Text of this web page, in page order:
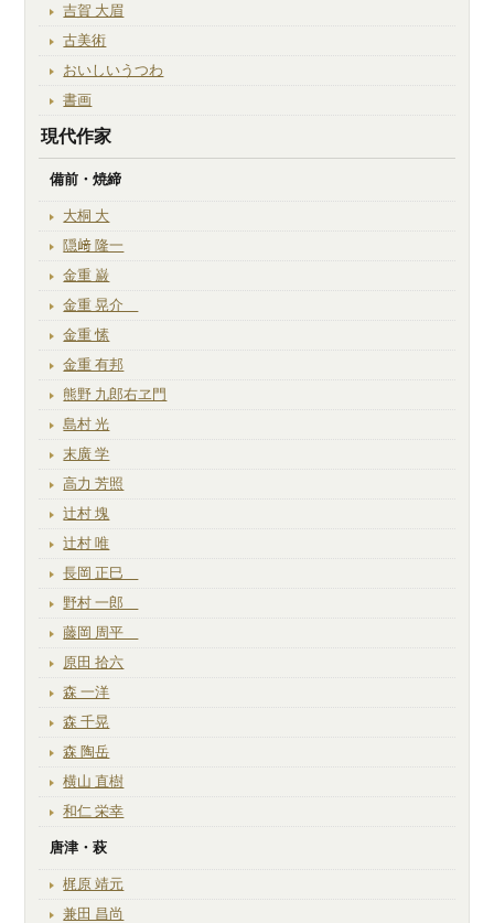
吉賀 大眉
古美術
おいしいうつわ
書画
現代作家
備前・焼締
大桐 大
隠﨑 隆一
金重 巌
金重 晃介
金重 愫
金重 有邦
熊野 九郎右ヱ門
島村 光
末廣 学
高力 芳照
辻村 塊
辻村 唯
長岡 正巳
野村 一郎
藤岡 周平
原田 拾六
森 一洋
森 千晃
森 陶岳
横山 直樹
和仁 栄幸
唐津・萩
梶原 靖元
兼田 昌尚